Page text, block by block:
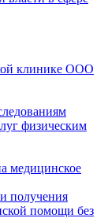
клинике ООО
физическим
медицинское
получения
помощи без